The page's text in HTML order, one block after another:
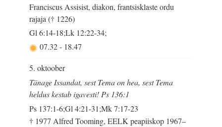
Franciscus Assisist, diakon, frantsisklaste ordu
rajaja († 1226)
Gl 6:14-18;Lk 12:22-34;
07.32- 18.47
5. oktoober
Tänage Issandat, sest Tema on hea, sest Tema
heldus kestab igavesti! Ps 136:1
Ps 137:1-6;Gl 4:21-31;Mk 7:17-23
† 1977 Alfred Tooming, EELK peapiiskop 1967–